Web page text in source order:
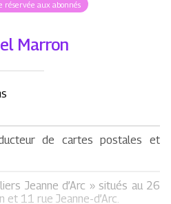
réservée aux abonnés
Marron
de cartes postales et
Jeanne d’Arc » situés au 26
et 11 rue Jeanne-d’Arc.